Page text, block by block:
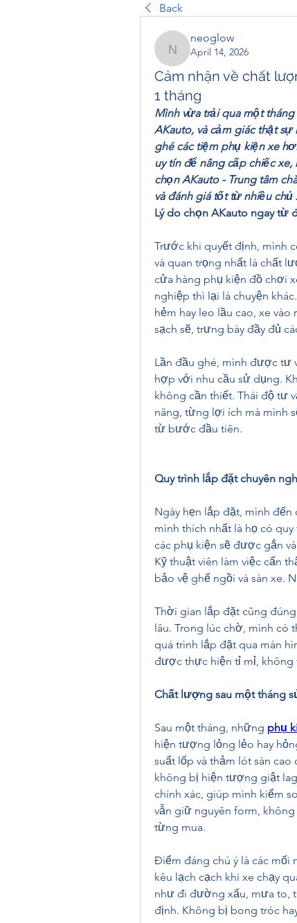
Back
neoglow
neoglow
April 14, 2026
Cảm nhận về chất
1 tháng
Mình vừa trải qua một
AKauto, và cảm giác thật
ghé các tiệm phụ kiện xe
uy tín để nâng cấp chiếc
chọn AKauto - Trung tâm
và đánh giá tốt từ nhiều chủ
Lý do chọn AKauto ngay từ
Trước khi quyết định, mình
và quan trọng nhất là chất
cửa hàng phụ kiện đồ chơi
nghiệp thì lại là chuyện
hẻm hay leo lầu cao, xe
sạch sẽ, trưng bày đầy đủ
Lần đầu ghé, mình được tư
hợp với nhu cầu sử dụng.
không cần thiết. Thái độ tư
năng, từng lợi ích mà mình
từ bước đầu tiên.
Quy trình lắp đặt chuyên
Ngày hẹn lắp đặt, mình
mình thích nhất là họ có
các phụ kiện sẽ được gắn
Kỹ thuật viên làm việc cẩn
bảo vệ ghế ngồi và sàn xe.
Thời gian lắp đặt cũng
lâu. Trong lúc chờ, mình có
quá trình lắp đặt qua màn
được thực hiện tỉ mỉ, không
Chất lượng sau một tháng
Sau một tháng, những phụ
hiện tượng lỏng lẻo hay
suất lốp và thảm lót sàn
không bị hiện tượng giật
chính xác, giúp mình kiểm
vẫn giữ nguyên form,
từng mua.
Điểm đáng chú ý là các mối
kêu lạch cạch khi xe chạy
như đi đường xấu, mưa to,
định. Không bị bong tróc